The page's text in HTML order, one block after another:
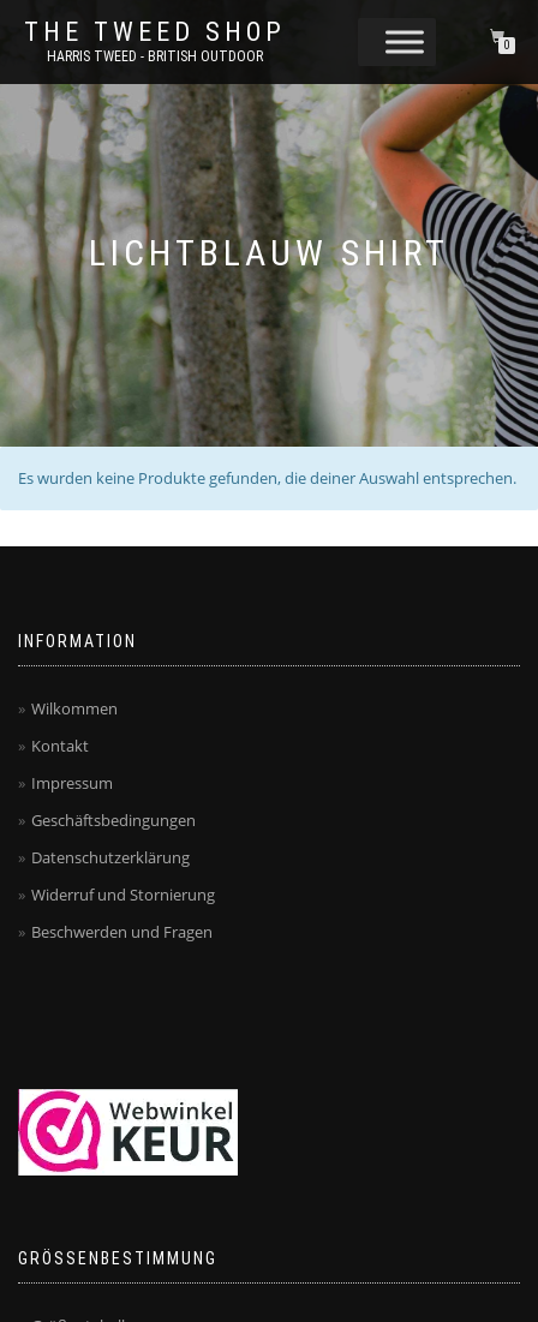
THE TWEED SHOP
HARRIS TWEED - BRITISH OUTDOOR
0
LICHTBLAUW SHIRT
Es wurden keine Produkte gefunden, die deiner Auswahl entsprechen.
INFORMATION
Wilkommen
Kontakt
Impressum
Geschäftsbedingungen
Datenschutzerklärung
Widerruf und Stornierung
Beschwerden und Fragen
GRÖSSENBESTIMMUNG